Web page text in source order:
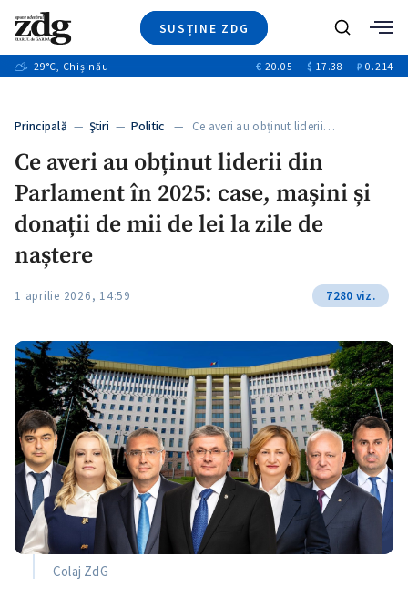
SUSȚINE ZDG
Ştiri
+11
Special
Caută
29°C, Chișinău € 20.05 $ 17.38 ₽ 0.214
Principală — Ştiri — Politic — Ce averi au obținut liderii…
Ce averi au obținut liderii din
Parlament în 2025: case, mașini și
donații de mii de lei la zile de
naștere
1 aprilie 2026, 14:59 7280 viz.
Colaj ZdG